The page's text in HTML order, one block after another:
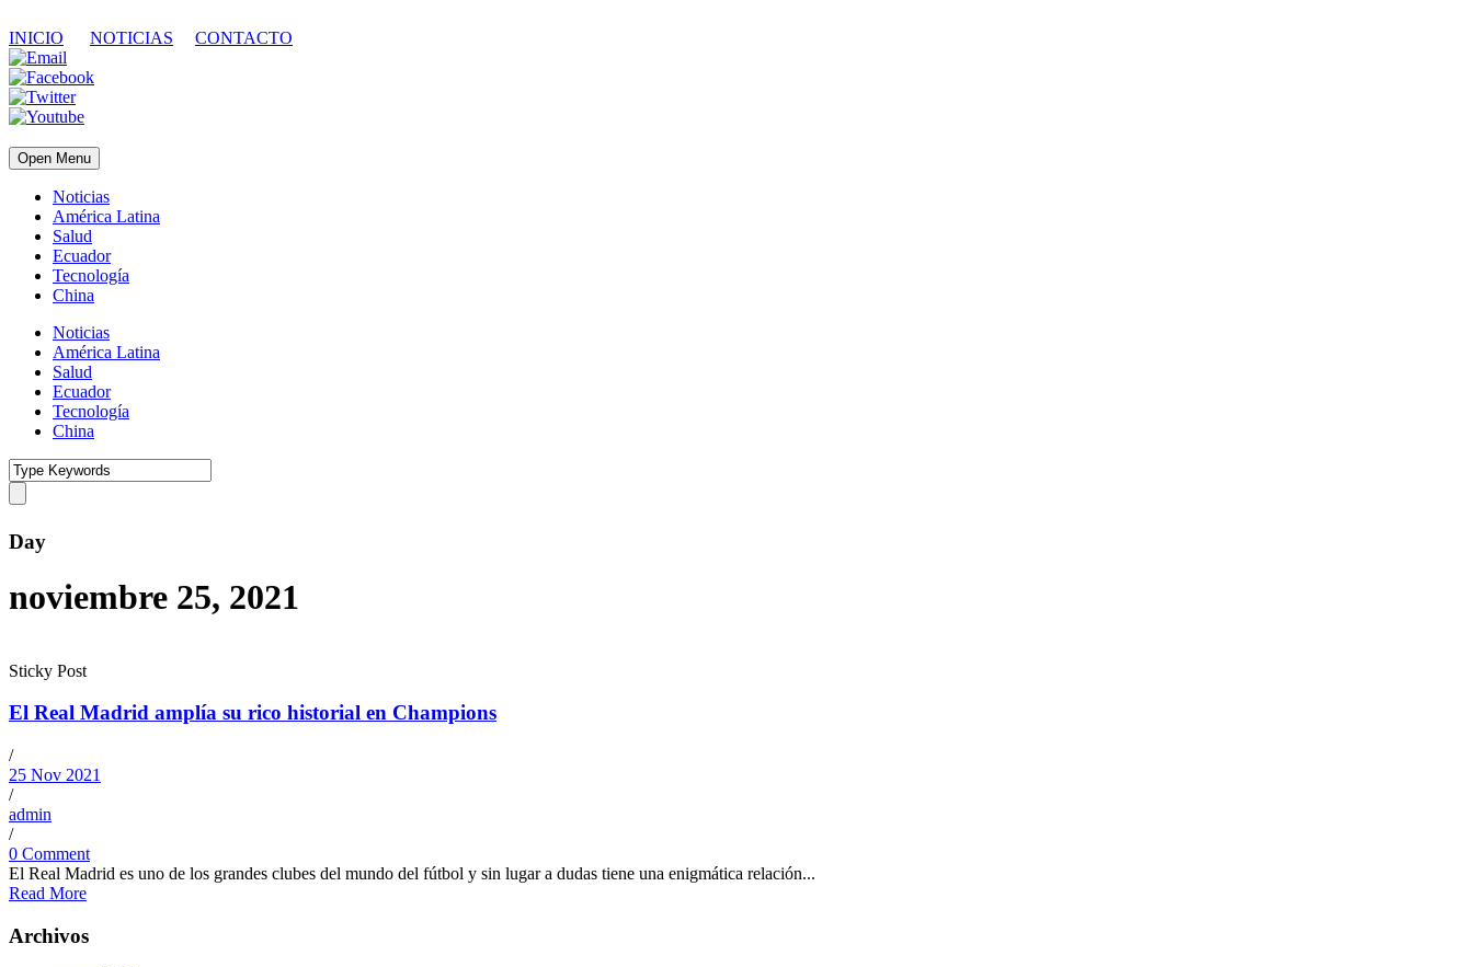
INICIO NOTICIAS CONTACTO
Open Menu
Noticias
América Latina
Salud
Ecuador
Tecnología
China
Noticias
América Latina
Salud
Ecuador
Tecnología
China
Day
noviembre 25, 2021
Sticky Post
El Real Madrid amplía su rico historial en Champions
/
25 Nov 2021
/
admin
/
0 Comment
El Real Madrid es uno de los grandes clubes del mundo del fútbol y sin lugar a dudas tiene una enigmática relación...
Read More
Archivos